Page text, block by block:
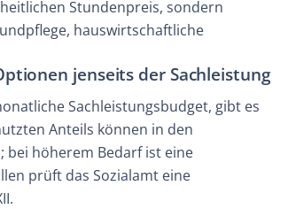
Stundenpreis, sondern
hauswirtschaftliche
jenseits der Sachleistung
Sachleistungsbudget, gibt es
Anteils können in den
höherem Bedarf ist eine
prüft das Sozialamt eine